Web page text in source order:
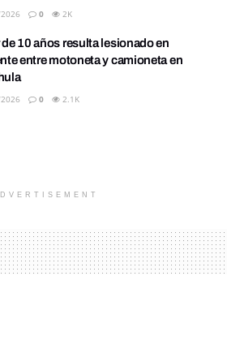
0 2K
10 años resulta lesionado en
entre motoneta y camioneta en
0 2.1K